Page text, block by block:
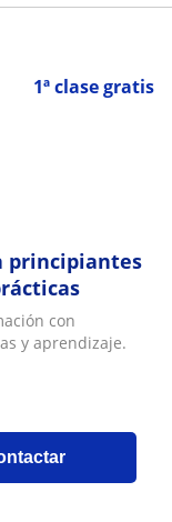
1ª clase gratis
principiantes
con
y aprendizaje.